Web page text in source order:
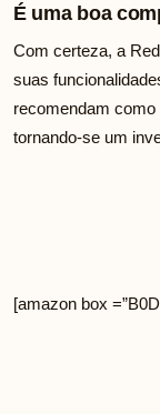
É uma boa
Com certeza, a
suas
recomendam
tornando-se um
[amazon box